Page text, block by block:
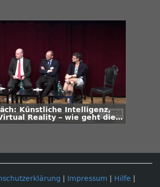
Künstliche Intelligenz,
Reality – wie geht die
ihrer neuen
Impressum Hilfe